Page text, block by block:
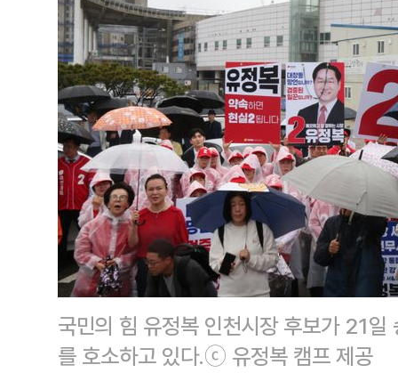
국민의 힘 유정복 인천시장 후보가 21일
를 호소하고 있다.ⓒ 유정복 캠프 제공